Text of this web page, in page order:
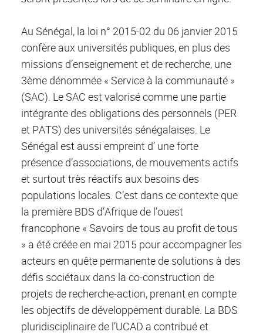
Au Sénégal, la loi n° 2015-02 du 06 janvier 2015
confère aux universités publiques, en plus des
missions d’enseignement et de recherche, une
3ème dénommée « Service à la communauté »
(SAC). Le SAC est valorisé comme une partie
intégrante des obligations des personnels (PER
et PATS) des universités sénégalaises. Le
Sénégal est aussi empreint d’ une forte
présence d’associations, de mouvements actifs
et surtout très réactifs aux besoins des
populations locales. C’est dans ce contexte que
la première BDS d’Afrique de l’ouest
francophone « Savoirs de tous au profit de tous
» a été créée en mai 2015 pour accompagner les
acteurs en quête permanente de solutions à des
défis sociétaux dans la co-construction de
projets de recherche-action, prenant en compte
les objectifs de développement durable. La BDS
pluridisciplinaire de l’UCAD a contribué et